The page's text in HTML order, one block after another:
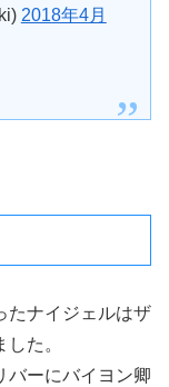
2018年4月
たナイジェルはザ
た。
バーにバイヨン卿